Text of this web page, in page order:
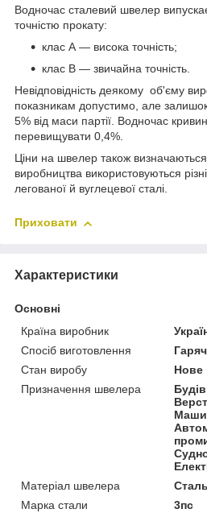
Водночас сталевий швелер
точністю прокату:
клас А — висока точність;
клас В — звичайна точність.
Невідповідність деякому об'єму
показникам допустимо, але
5% від маси партії. Водночас
перевищувати 0,4%.
Ціни на швелер також визначаються
виробництва використовуються
легованої й вуглецевої сталі.
Приховати
Характеристики
Основні
Країна виробник
Спосіб виготовлення
Стан виробу
Нове
Призначення швелера
Матеріал швелера
Сталь
Марка стали
3пс